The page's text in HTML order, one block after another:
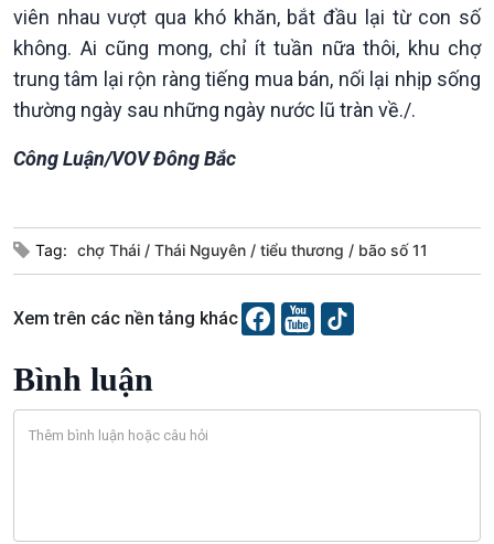
Bình luận
10 phút Sự kiện - Luận bàn
Câu chuyện thời sự
Dòng chảy sự kiện
Đối thoại
viên nhau vượt qua khó khăn, bắt đầu lại từ con số
không. Ai cũng mong, chỉ ít tuần nữa thôi, khu chợ
trung tâm lại rộn ràng tiếng mua bán, nối lại nhịp sống
thường ngày sau những ngày nước lũ tràn về./.
Công Luận/VOV Đông Bắc
Tag: chợ Thái Thái Nguyên tiểu thương bão số 11
Xem trên các nền tảng khác
Bình luận